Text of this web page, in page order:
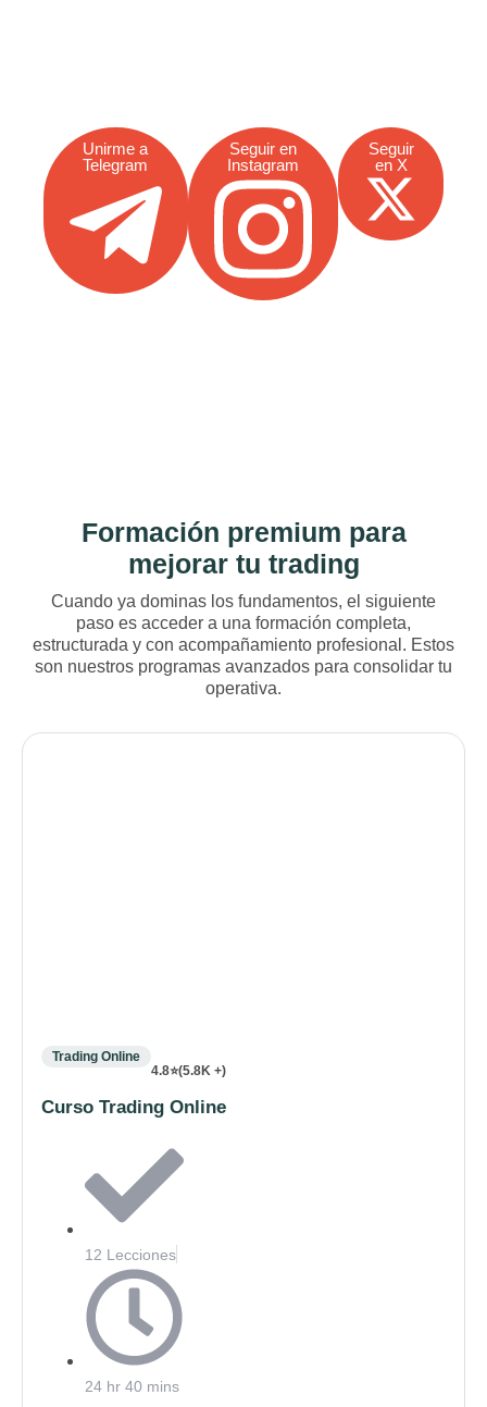
Unirme a
Telegram
Seguir en
Instagram
Seguir
en X
Formación premium para
mejorar tu trading
Cuando ya dominas los fundamentos, el siguiente
paso es acceder a una formación completa,
estructurada y con acompañamiento profesional. Estos
son nuestros programas avanzados para consolidar tu
operativa.
Trading Online
4.8⭐(5.8K +)
Curso Trading Online
12 Lecciones
24 hr 40 mins